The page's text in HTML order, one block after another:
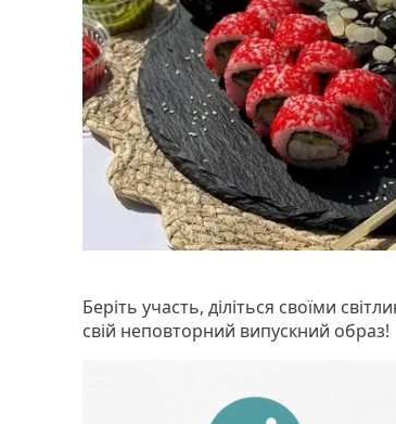
Беріть участь, діліться своїми
свій неповторний випускний образ!